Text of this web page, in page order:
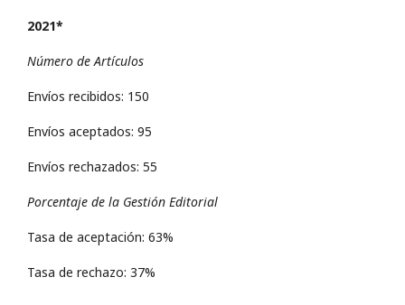
2021*
Número de Artículos
Envíos recibidos: 150
Envíos aceptados: 95
Envíos rechazados: 55
Porcentaje de la Gestión Editorial
Tasa de aceptación: 63%
Tasa de rechazo: 37%